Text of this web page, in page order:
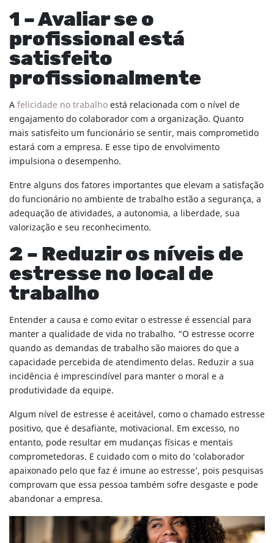
1 – Avaliar se o
profissional está
satisfeito
profissionalmente
Afelicidade no trabalhoestá relacionada com o nível de
engajamento do colaborador com a organização. Quanto
mais satisfeito um funcionário se sentir, mais comprometido
estará com a empresa. E esse tipo de envolvimento
impulsiona o desempenho.
Entre alguns dos fatores importantes que elevam a satisfação
do funcionário no ambiente de trabalho estão a segurança, a
adequação de atividades, a autonomia, a liberdade, sua
valorização e seu reconhecimento.
2 – Reduzir os níveis de
estresse no local de
trabalho
Entender a causa e como evitar o estresse é essencial para
manter a qualidade de vida no trabalho. “O estresse ocorre
quando as demandas de trabalho são maiores do que a
capacidade percebida de atendimento delas. Reduzir a sua
incidência é imprescindível para manter o moral e a
produtividade da equipe.
Algum nível de estresse é aceitável, como o chamado estresse
positivo, que é desafiante, motivacional. Em excesso, no
entanto, pode resultar em mudanças físicas e mentais
comprometedoras. E cuidado com o mito do ‘colaborador
apaixonado pelo que faz é imune ao estresse’, pois pesquisas
comprovam que essa pessoa também sofre desgaste e pode
abandonar a empresa.